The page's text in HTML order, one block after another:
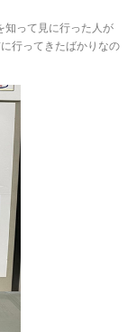
知って見に行った人が
行ってきたばかりなの